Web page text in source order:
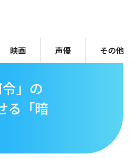
映画 声優 その他
」の
る「暗